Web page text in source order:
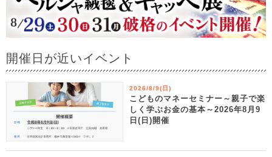
開催日が近いイベント
2026/8/9(日)
こどものマネーセミナー～親子で楽
しく学ぶお金の基本～2026年8月9
日(日)開催